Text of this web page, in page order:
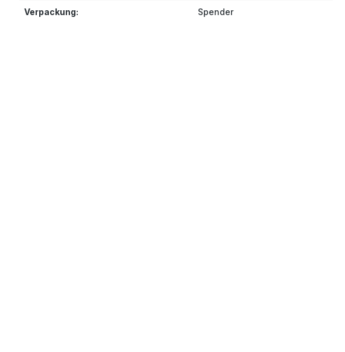
Verpackung: Spender